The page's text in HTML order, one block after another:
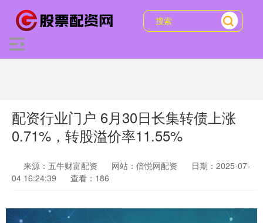
配资行业门户 6月30日长集转债上涨
0.71%，转股溢价率11.55%
来源：五牛财富配资 网站：倍悦网配资
日期：2025-07-
04 16:24:39
查看：186